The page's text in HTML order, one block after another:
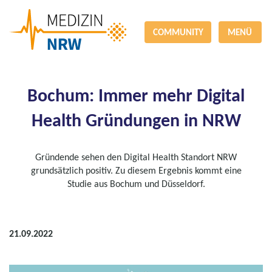
COMMUNITY MENÜ
Bochum: Immer mehr Digital
Health Gründungen in NRW
Gründende sehen den Digital Health Standort NRW
grundsätzlich positiv. Zu diesem Ergebnis kommt eine
Studie aus Bochum und Düsseldorf.
21.09.2022